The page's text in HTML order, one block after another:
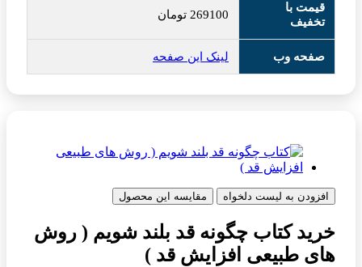
قیمت با
تخفیف
269100 تومان
صفحه وب لینک این صفحه
افزودن به لیست دلخواه مقایسه این محصول
خرید کتاب چگونه قد بلند شویم ( روش
های طبیعی افزایش قد )